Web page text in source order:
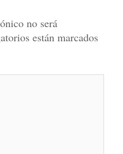
no será
están marcados